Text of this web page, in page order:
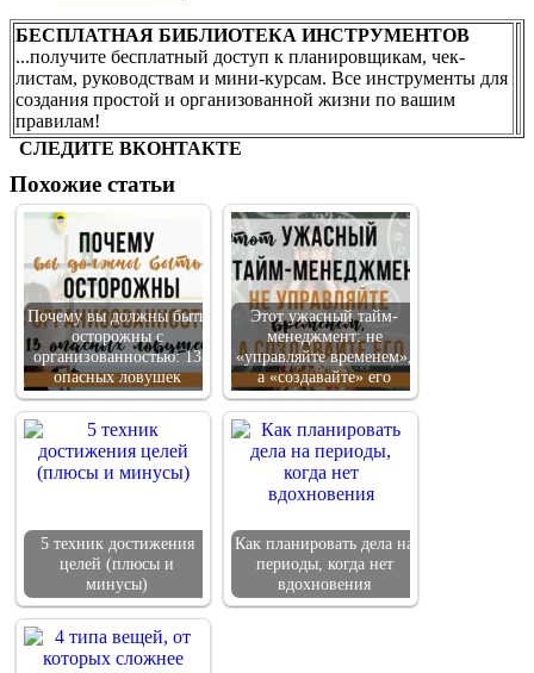
БЕСПЛАТНАЯ БИБЛИОТЕКА ИНСТРУМЕНТОВ
...получите бесплатный доступ к планировщикам, чек-
листам, руководствам и мини-курсам. Все инструменты для
создания простой и организованной жизни по вашим
правилам!
СЛЕДИТЕ ВКОНТАКТЕ
Похожие статьи
Почему вы должны быть
осторожны с
организованностью: 13
опасных ловушек
Этот ужасный тайм-
менеджмент: не
«управляйте временем»,
а «создавайте» его
5 техник достижения
целей (плюсы и
минусы)
Как планировать дела на
периоды, когда нет
вдохновения